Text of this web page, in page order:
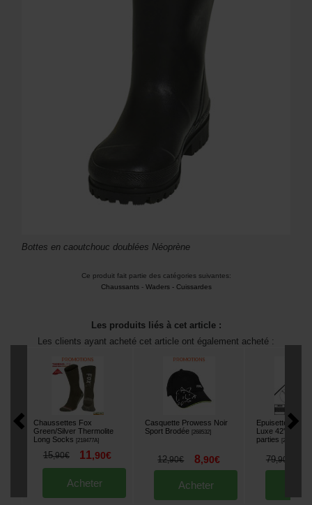
Bottes en caoutchouc doublées Néoprène
Ce produit fait partie des catégories suivantes:
Chaussants- Waders - Cuissardes
Les produits liés à cet article :
Les clients ayant acheté cet article ont également acheté :
Chaussettes Fox
Green/Silver Thermolite
Long Socks
218477A]
15,90€ 11,90€
Acheter
Casquette Prowess Noir
Sport Brodée
268532]
12,90€ 8,90€
Acheter
Epuisette Carp
Luxe 42''
parties
212557
79,90